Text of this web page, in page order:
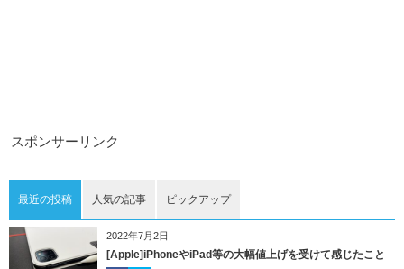
スポンサーリンク
最近の投稿 人気の記事 ピックアップ
2022年7月2日
[Apple]iPhoneやiPad等の大幅値上げを受けて感じたこと